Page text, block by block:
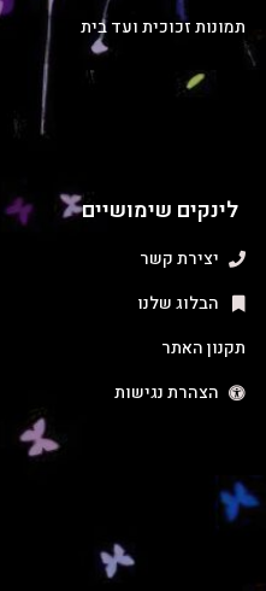
תמונות זכוכית ועד בית
לינקים שימושיים
יצירת קשר
הבלוג שלנו
תקנון האתר
הצהרת נגישות